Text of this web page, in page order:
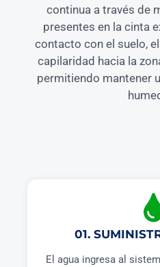
continua a través de
presentes en la cinta
contacto con el suelo,
capilaridad hacia la
permitiendo mantener
01.
El agua ingresa al